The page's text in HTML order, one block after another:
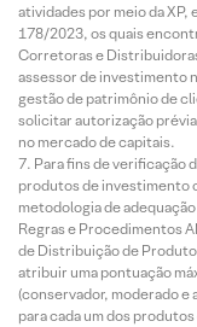
atividades por meio da XP,
178/2023, os quais
Corretoras e
assessor de investimento
gestão de patrimônio de
solicitar autorização
no mercado de capitais.
Para fins de verificação
produtos de investimento
metodologia de
Regras e Procedimentos
de Distribuição de
atribuir uma pontuação
(conservador, moderado e
para cada um dos